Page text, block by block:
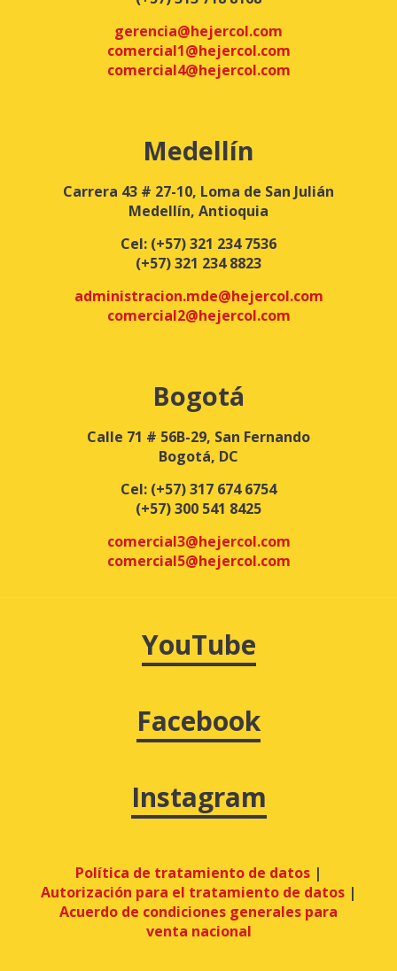
gerencia@hejercol.com
comercial1@hejercol.com
comercial4@hejercol.com
Medellín
Carrera 43 # 27-10, Loma de San Julián
Medellín, Antioquia
Cel: (+57) 321 234 7536
(+57) 321 234 8823
administracion.mde@hejercol.com
comercial2@hejercol.com
Bogotá
Calle 71 # 56B-29, San Fernando
Bogotá, DC
Cel: (+57) 317 674 6754
(+57) 300 541 8425
comercial3@hejercol.com
comercial5@hejercol.com
YouTube
Facebook
Instagram
Política de tratamiento de datos |
Autorización para el tratamiento de datos |
Acuerdo de condiciones generales para
venta nacional